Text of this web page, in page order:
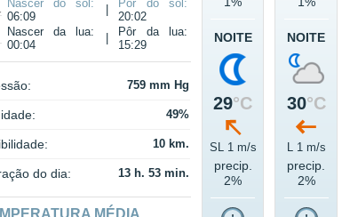
Nascer do sol:
06:09
Pôr do sol:
20:02
Nascer da lua:
00:04
Pôr da lua:
15:29
759 mm Hg
49%
10 km.
do dia: 13 h. 53 min.
NOITE
29°C
SL 1 m/s
precip.
2%
NOITE
30°C
L 1 m/s
precip.
2%